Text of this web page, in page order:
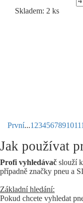
Skladem: 2 ks
První...1 234567891011
Jak používat
Profi vyhledávač slouží
případně značky pneu a
Základní hledání:
Pokud chcete vyhledat